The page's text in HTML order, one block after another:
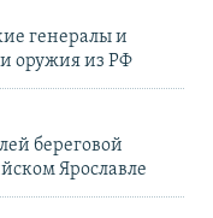
генералы и
оружия из РФ
береговой
Ярославле